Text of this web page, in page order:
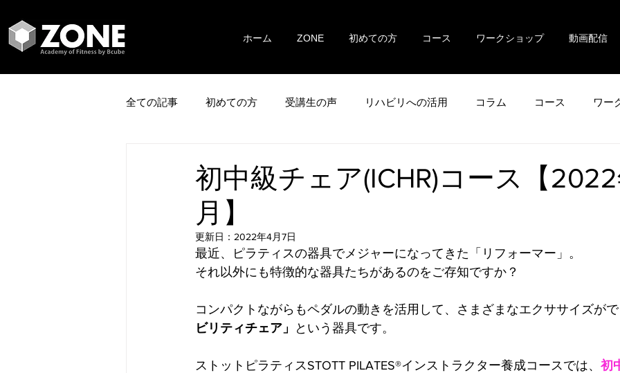
ホーム ZONE 初めての方 コース ワークショップ 動画配信
全ての記事 初めての方 受講生の声 リハビリへの活用 コラム コース ワー
初中級チェア(ICHR)コース【
月】
更新日： 2022年4月7日
最近、ピラティスの器具でメジャーになってきた「リフォーマー」。
それ以外にも特徴的な器具たちがあるのをご存知ですか？
コンパクトながらもペダルの動きを活用して、さまざまなエクササイズが
ビリティチェア」
という器具です。
ストットピラティスSTOTT PILATES®インストラクター養成コースでは、 初